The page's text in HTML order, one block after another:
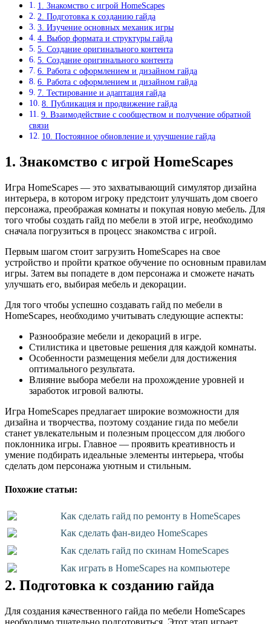
1. Знакомство с игрой HomeScapes
2. Подготовка к созданию гайда
3. Изучение основных механик игры
4. Выбор формата и структуры гайда
5. Создание оригинального контента
5. Создание оригинального контента
6. Работа с оформлением и дизайном гайда
6. Работа с оформлением и дизайном гайда
7. Тестирование и адаптация гайда
8. Публикация и продвижение гайда
9. Взаимодействие с сообществом и получение обратной
связи
10. Постоянное обновление и улучшение гайда
1. Знакомство с игрой HomeScapes
Игра HomeScapes — это захватывающий симулятор дизайна
интерьера, в котором игроку предстоит улучшать дом своего
персонажа, преображая комнаты и покупая новую мебель. Для
того чтобы создать гайд по мебели в этой игре, необходимо
сначала погрузиться в процесс знакомства с игрой.
Первым шагом стоит загрузить HomeScapes на свое
устройство и пройти краткое обучение по основным правилам
игры. Затем вы попадете в дом персонажа и сможете начать
улучшать его, выбирая мебель и декорации.
Для того чтобы успешно создавать гайд по мебели в
HomeScapes, необходимо учитывать следующие аспекты:
Разнообразие мебели и декораций в игре.
Стилистика и цветовые решения для каждой комнаты.
Особенности размещения мебели для достижения
оптимального результата.
Влияние выбора мебели на прохождение уровней и
заработок игровой валюты.
Игра HomeScapes предлагает широкие возможности для
дизайна и творчества, поэтому создание гида по мебели
станет увлекательным и полезным процессом для любого
поклонника игры. Главное — проявить креативность и
умение подбирать идеальные элементы интерьера, чтобы
сделать дом персонажа уютным и стильным.
Похожие статьи:
Как сделать гайд по ремонту в HomeScapes
Как сделать фан-видео HomeScapes
Как сделать гайд по скинам HomeScapes
Как играть в HomeScapes на компьютере
2. Подготовка к созданию гайда
Для создания качественного гайда по мебели HomeScapes
необходимо тщательно подготовиться. Этот этап играет